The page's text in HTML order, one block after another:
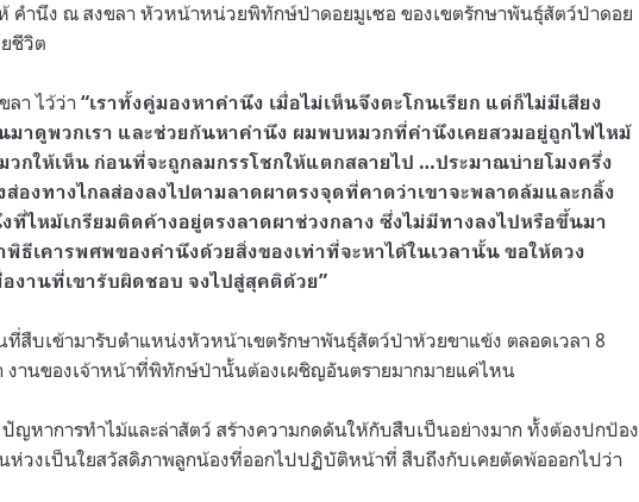
คำนึง ณ สงขลา หัวหน้าหน่วยพิทักษ์ป่าดอยมูเซอ ของเขตรักษาพันธุ์สัตว์ป่าดอย
ชีวิต
า ไว้ว่า “เราทั้งคู่มองหาคำนึง เมื่อไม่เห็นจึงตะโกนเรียก แต่ก็ไม่มีเสียง
าดูพวกเรา และช่วยกันหาคำนึง ผมพบหมวกที่คำนึงเคยสวมอยู่ถูกไฟไหม้
วกให้เห็น ก่อนที่จะถูกลมกรรโชกให้แตกสลายไป …ประมาณบ่ายโมงครึ่ง
องทางไกลส่องลงไปตามลาดผาตรงจุดที่คาดว่าเขาจะพลาดล้มและกลิ้ง
ที่ไหม้เกรียมติดค้างอยู่ตรงลาดผาช่วงกลาง ซึ่งไม่มีทางลงไปหรือขึ้นมา
ธีเคารพศพของคำนึงด้วยสิ่งของเท่าที่จะหาได้ในเวลานั้น ขอให้ดวง
งานที่เขารับผิดชอบ จงไปสู่สุคติด้วย”
ที่สืบเข้ามารับตำแหน่งหัวหน้าเขตรักษาพันธุ์สัตว์ป่าห้วยขาแข้ง ตลอดเวลา 8
งานของเจ้าหน้าที่พิทักษ์ป่านั้นต้องเผชิญอันตรายมากมายแค่ไหน
ญหาการทำไม้และล่าสัตว์ สร้างความกดดันให้กับสืบเป็นอย่างมาก ทั้งต้องปกป้อง
ห่วงเป็นใยสวัสดิภาพลูกน้องที่ออกไปปฏิบัติหน้าที่ สืบถึงกับเคยตัดพ้อออกไปว่า